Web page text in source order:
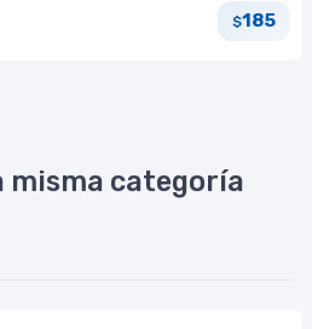
$185
misma categoría